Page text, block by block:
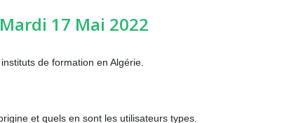
17 Mai 2022
de formation en Algérie.
et quels en sont les utilisateurs types.